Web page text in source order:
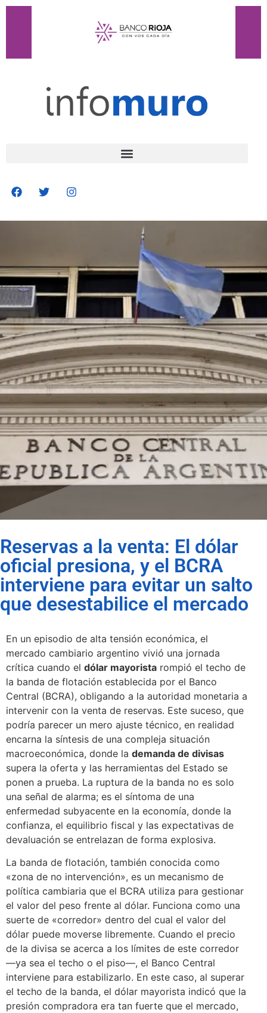
Reservas a la venta: El dólar
oficial presiona, y el BCRA
interviene para evitar un salto
que desestabilice el mercado
En un episodio de alta tensión económica, el
mercado cambiario argentino vivió una jornada
crítica cuando el dólar mayorista rompió el techo de
la banda de flotación establecida por el Banco
Central (BCRA), obligando a la autoridad monetaria a
intervenir con la venta de reservas. Este suceso, que
podría parecer un mero ajuste técnico, en realidad
encarna la síntesis de una compleja situación
macroeconómica, donde la demanda de divisas
supera la oferta y las herramientas del Estado se
ponen a prueba. La ruptura de la banda no es solo
una señal de alarma; es el síntoma de una
enfermedad subyacente en la economía, donde la
confianza, el equilibrio fiscal y las expectativas de
devaluación se entrelazan de forma explosiva.
La banda de flotación, también conocida como
«zona de no intervención», es un mecanismo de
política cambiaria que el BCRA utiliza para gestionar
el valor del peso frente al dólar. Funciona como una
suerte de «corredor» dentro del cual el valor del
dólar puede moverse libremente. Cuando el precio
de la divisa se acerca a los límites de este corredor
—ya sea el techo o el piso—, el Banco Central
interviene para estabilizarlo. En este caso, al superar
el techo de la banda, el dólar mayorista indicó que la
presión compradora era tan fuerte que el mercado,